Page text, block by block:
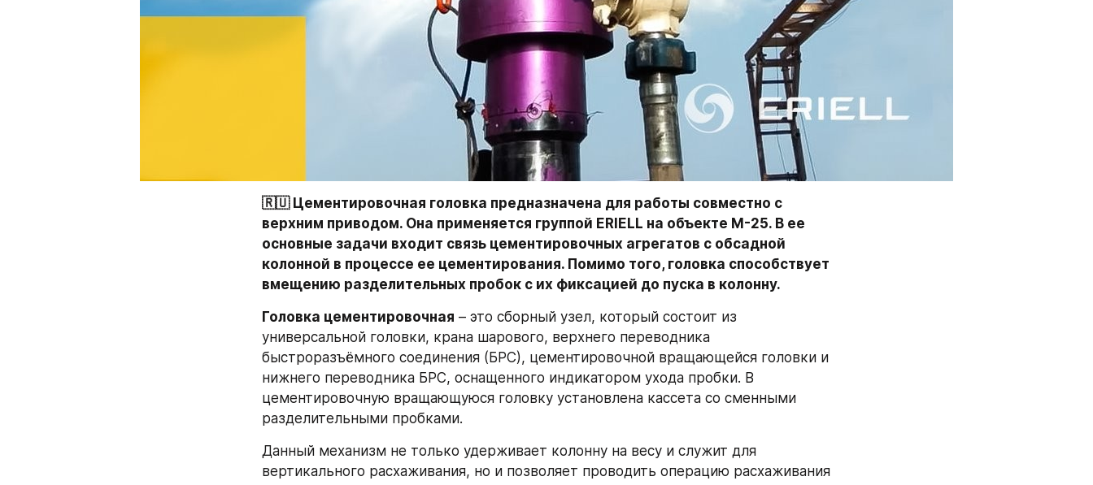
🇷🇺 Цементировочная головка предназначена для работы совместно с
верхним приводом. Она применяется группой ERIELL на объекте М-25. В ее
основные задачи входит связь цементировочных агрегатов с обсадной
колонной в процессе ее цементирования. Помимо того, головка способствует
вмещению разделительных пробок с их фиксацией до пуска в колонну.
Головка цементировочная – это сборный узел, который состоит из
универсальной головки, крана шарового, верхнего переводника
быстроразъёмного соединения (БРС), цементировочной вращающейся головки и
нижнего переводника БРС, оснащенного индикатором ухода пробки. В
цементировочную вращающуюся головку установлена кассета со сменными
разделительными пробками.
Данный механизм не только удерживает колонну на весу и служит для
вертикального расхаживания, но и позволяет проводить операцию расхаживания